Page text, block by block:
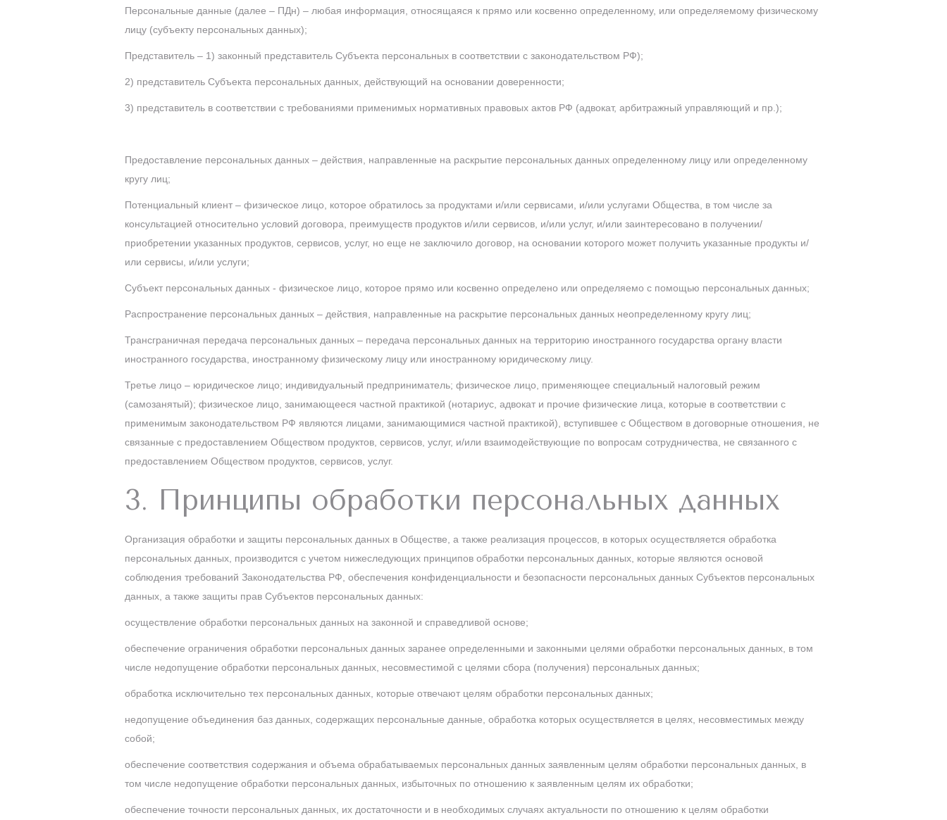
Персональные данные (далее – ПДн) – любая информация, относящаяся к прямо или косвенно определенному, или определяемому физическому
лицу (субъекту персональных данных);
Представитель – 1) законный представитель Субъекта персональных в соответствии с законодательством РФ);
2) представитель Субъекта персональных данных, действующий на основании доверенности;
3) представитель в соответствии с требованиями применимых нормативных правовых актов РФ (адвокат, арбитражный управляющий и пр.);
Предоставление персональных данных – действия, направленные на раскрытие персональных данных определенному лицу или определенному
кругу лиц;
Потенциальный клиент – физическое лицо, которое обратилось за продуктами и/или сервисами, и/или услугами Общества, в том числе за
консультацией относительно условий договора, преимуществ продуктов и/или сервисов, и/или услуг, и/или заинтересовано в получении/
приобретении указанных продуктов, сервисов, услуг, но еще не заключило договор, на основании которого может получить указанные продукты и/
или сервисы, и/или услуги;
Субъект персональных данных - физическое лицо, которое прямо или косвенно определено или определяемо с помощью персональных данных;
Распространение персональных данных – действия, направленные на раскрытие персональных данных неопределенному кругу лиц;
Трансграничная передача персональных данных – передача персональных данных на территорию иностранного государства органу власти
иностранного государства, иностранному физическому лицу или иностранному юридическому лицу.
Третье лицо – юридическое лицо; индивидуальный предприниматель; физическое лицо, применяющее специальный налоговый режим
(самозанятый); физическое лицо, занимающееся частной практикой (нотариус, адвокат и прочие физические лица, которые в соответствии с
применимым законодательством РФ являются лицами, занимающимися частной практикой), вступившее с Обществом в договорные отношения, не
связанные с предоставлением Обществом продуктов, сервисов, услуг, и/или взаимодействующие по вопросам сотрудничества, не связанного с
предоставлением Обществом продуктов, сервисов, услуг.
3. Принципы обработки персональных данных
Организация обработки и защиты персональных данных в Обществе, а также реализация процессов, в которых осуществляется обработка
персональных данных, производится с учетом нижеследующих принципов обработки персональных данных, которые являются основой
соблюдения требований Законодательства РФ, обеспечения конфиденциальности и безопасности персональных данных Субъектов персональных
данных, а также защиты прав Субъектов персональных данных:
осуществление обработки персональных данных на законной и справедливой основе;
обеспечение ограничения обработки персональных данных заранее определенными и законными целями обработки персональных данных, в том
числе недопущение обработки персональных данных, несовместимой с целями сбора (получения) персональных данных;
обработка исключительно тех персональных данных, которые отвечают целям обработки персональных данных;
недопущение объединения баз данных, содержащих персональные данные, обработка которых осуществляется в целях, несовместимых между
собой;
обеспечение соответствия содержания и объема обрабатываемых персональных данных заявленным целям обработки персональных данных, в
том числе недопущение обработки персональных данных, избыточных по отношению к заявленным целям их обработки;
обеспечение точности персональных данных, их достаточности и в необходимых случаях актуальности по отношению к целям обработки